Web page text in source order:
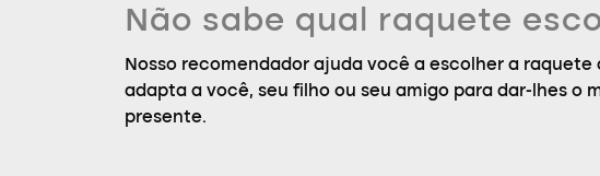
Não sabe qual raquete
Nosso recomendador ajuda você a escolher a raquete
adapta a você, seu filho ou seu amigo para dar-lhes o
presente.